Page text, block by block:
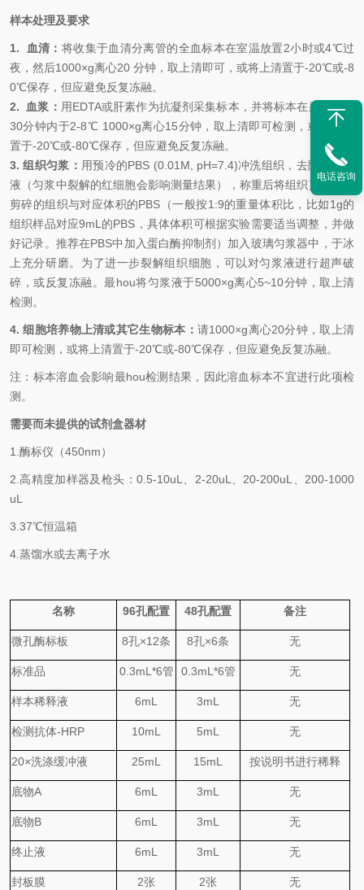
样本处理及要求
1. 血清： 将收集于血清分离管的全血标本在室温放置2小时或4℃过
夜，然后1000×g离心20 分钟，取上清即可，或将上清置于-20℃或-8
0℃保存，但应避免反复冻融。
2.
血浆： 用EDTA或肝素作为抗凝剂采集标本，并将标本在采集后的
30分钟内于2-8℃ 1000×g离心15分钟，取上清即可检测，或将上清
置于-20℃或-80℃保存，但应避免反复冻融。
3. 组织匀浆： 用预冷的PBS (0.01M, pH=7.4)冲洗组织，去除残留血
液（匀浆中裂解的红细胞会影响测量结果），称重后将组织剪碎。将
剪碎的组织与对应体积的PBS（一般按1:9的重量体积比，比如1g的
组织样品对应9mL的PBS，具体体积可根据实验需要适当调整，并做
好记录。推荐在PBS中加入蛋白酶抑制剂）加入玻璃匀浆器中，于冰
上充分研磨。为了进一步裂解组织细胞，可以对匀浆液进行超声破
碎，或反复冻融。 最hou将匀浆液于5000×g离心5~10分钟，取上清
检测。
4. 细胞培养物上清或其它生物标本： 请1000×g离心20分钟，取上清
即可检测，或将上清置于-20℃或-80℃保存，但应避免反复冻融。
注：标本溶血会影响最hou检测结果，因此溶血标本不宜进行此项检
测。
需要而未提供的试剂盒器材
1. 酶标仪（450nm）
2. 高精度加样器及枪头： 0.5-10uL 2-20uL 20-200uL
200-1000
uL
3. 37℃恒温箱
4. 蒸馏水或去离子水
名称 96孔配置 48孔配置 备注
微孔酶标板 8孔×12条 8孔×6条 无
标准品 0. 3mL*6管 0. 3mL*6管 无
样本稀释液 6mL 3mL 无
检测抗体-HRP 10mL 5mL 无
20×洗涤缓冲液 25mL 15mL 按说明书进行稀释
底物A 6mL 3mL 无
底物B 6mL 3mL 无
终止液 6mL 3mL 无
封板膜 2张 2张 无
电话咨询